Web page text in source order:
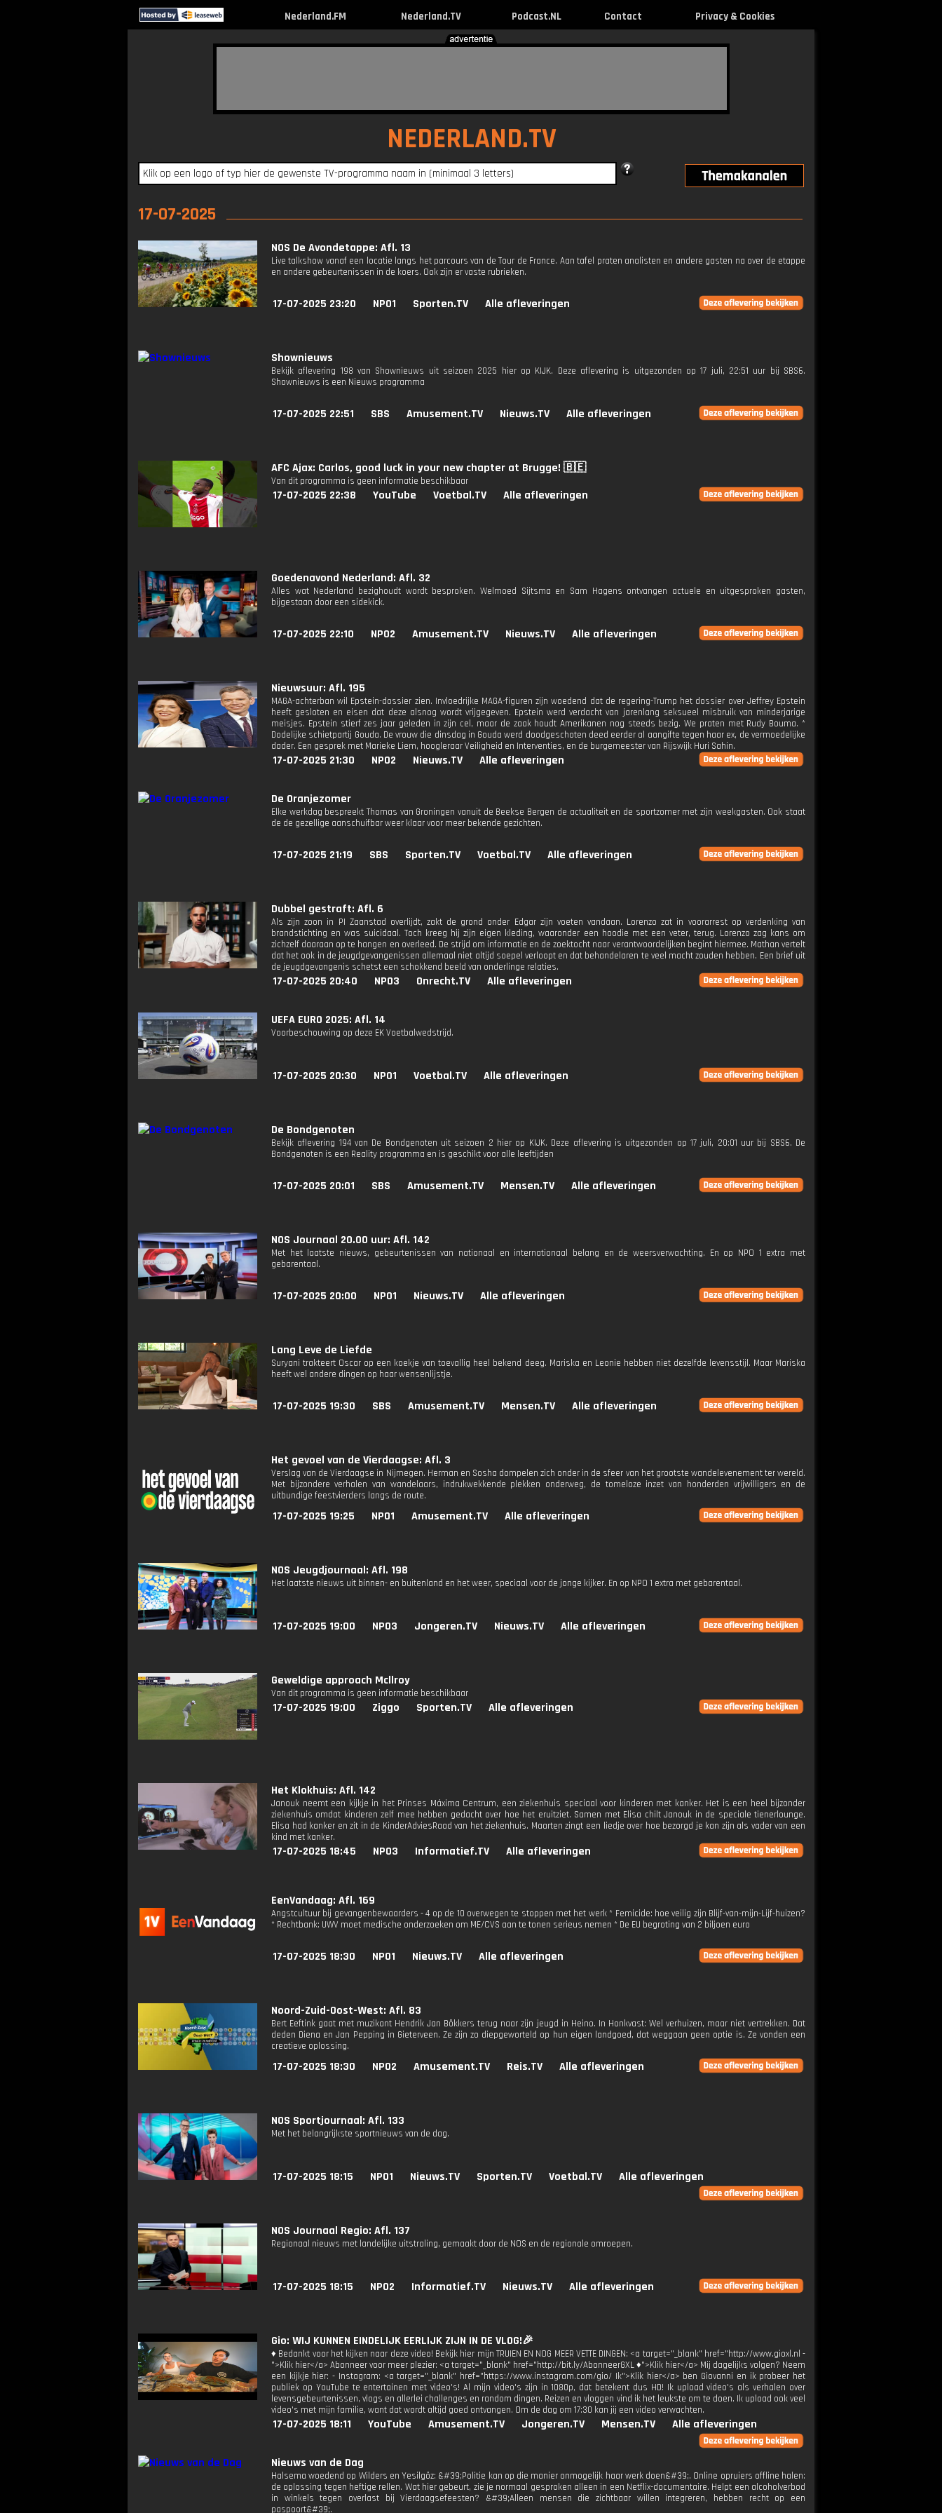
Nederland.FM Nederland.TV Podcast.NL Contact Privacy & Cookies
NEDERLAND.TV
17-07-2025
NOS De Avondetappe: Afl. 13
Live talkshow vanaf een locatie langs het parcours van de Tour de France. Aan tafel praten analisten en andere gasten na over de etappe
en andere gebeurtenissen in de koers. Ook zijn er vaste rubrieken.
17-07-2025 23:20 NPO1 Sporten.TV Alle afleveringen
Shownieuws
Bekijk aflevering 198 van Shownieuws uit seizoen 2025 hier op KIJK. Deze aflevering is uitgezonden op 17 juli, 22:51 uur bij SBS6.
Shownieuws is een Nieuws programma
17-07-2025 22:51 SBS Amusement.TV Nieuws.TV Alle afleveringen
AFC Ajax: Carlos, good luck in your new chapter at Brugge! 🇧🇪
Van dit programma is geen informatie beschikbaar
17-07-2025 22:38 YouTube Voetbal.TV Alle afleveringen
Goedenavond Nederland: Afl. 32
Alles wat Nederland bezighoudt wordt besproken. Welmoed Sijtsma en Sam Hagens ontvangen actuele en uitgesproken gasten,
bijgestaan door een sidekick.
17-07-2025 22:10 NPO2 Amusement.TV Nieuws.TV Alle afleveringen
Nieuwsuur: Afl. 195
MAGA-achterban wil Epstein-dossier zien. Invloedrijke MAGA-figuren zijn woedend dat de regering-Trump het dossier over Jeffrey Epstein
heeft gesloten en eisen dat deze alsnog wordt vrijgegeven. Epstein werd verdacht van jarenlang seksueel misbruik van minderjarige
meisjes. Epstein stierf zes jaar geleden in zijn cel, maar de zaak houdt Amerikanen nog steeds bezig. We praten met Rudy Bouma. *
Dodelijke schietpartij Gouda. De vrouw die dinsdag in Gouda werd doodgeschoten deed eerder al aangifte tegen haar ex, de vermoedelijke
dader. Een gesprek met Marieke Liem, hoogleraar Veiligheid en Interventies, en de burgemeester van Rijswijk Huri Sahin.
17-07-2025 21:30 NPO2 Nieuws.TV Alle afleveringen
De Oranjezomer
Elke werkdag bespreekt Thomas van Groningen vanuit de Beekse Bergen de actualiteit en de sportzomer met zijn weekgasten. Ook staat
de de gezellige aanschuifbar weer klaar voor meer bekende gezichten.
17-07-2025 21:19 SBS Sporten.TV Voetbal.TV Alle afleveringen
Dubbel gestraft: Afl. 6
Als zijn zoon in PI Zaanstad overlijdt, zakt de grond onder Edgar zijn voeten vandaan. Lorenzo zat in voorarrest op verdenking van
brandstichting en was suicidaal. Toch kreeg hij zijn eigen kleding, waaronder een hoodie met een veter, terug. Lorenzo zag kans om
zichzelf daaraan op te hangen en overleed. De strijd om informatie en de zoektocht naar verantwoordelijken begint hiermee. Mathan vertelt
dat het ook in de jeugdgevangenissen allemaal niet altijd soepel verloopt en dat behandelaren te veel macht zouden hebben. Een brief uit
de jeugdgevangenis schetst een schokkend beeld van onderlinge relaties.
17-07-2025 20:40 NPO3 Onrecht.TV Alle afleveringen
UEFA EURO 2025: Afl. 14
Voorbeschouwing op deze EK Voetbalwedstrijd.
17-07-2025 20:30 NPO1 Voetbal.TV Alle afleveringen
De Bondgenoten
Bekijk aflevering 194 van De Bondgenoten uit seizoen 2 hier op KIJK. Deze aflevering is uitgezonden op 17 juli, 20:01 uur bij SBS6. De
Bondgenoten is een Reality programma en is geschikt voor alle leeftijden
17-07-2025 20:01 SBS Amusement.TV Mensen.TV Alle afleveringen
NOS Journaal 20.00 uur: Afl. 142
Met het laatste nieuws, gebeurtenissen van nationaal en internationaal belang en de weersverwachting. En op NPO 1 extra met
gebarentaal.
17-07-2025 20:00 NPO1 Nieuws.TV Alle afleveringen
Lang Leve de Liefde
Suryani trakteert Oscar op een koekje van toevallig heel bekend deeg. Mariska en Leonie hebben niet dezelfde levensstijl. Maar Mariska
heeft wel andere dingen op haar wensenlijstje.
17-07-2025 19:30 SBS Amusement.TV Mensen.TV Alle afleveringen
Het gevoel van de Vierdaagse: Afl. 3
Verslag van de Vierdaagse in Nijmegen. Herman en Sosha dompelen zich onder in de sfeer van het grootste wandelevenement ter wereld.
Met bijzondere verhalen van wandelaars, indrukwekkende plekken onderweg, de tomeloze inzet van honderden vrijwilligers en de
uitbundige feestvierders langs de route.
17-07-2025 19:25 NPO1 Amusement.TV Alle afleveringen
NOS Jeugdjournaal: Afl. 198
Het laatste nieuws uit binnen- en buitenland en het weer, speciaal voor de jonge kijker. En op NPO 1 extra met gebarentaal.
17-07-2025 19:00 NPO3 Jongeren.TV Nieuws.TV Alle afleveringen
Geweldige approach Mcllroy
Van dit programma is geen informatie beschikbaar
17-07-2025 19:00 Ziggo Sporten.TV Alle afleveringen
Het Klokhuis: Afl. 142
Janouk neemt een kijkje in het Prinses Máxima Centrum, een ziekenhuis speciaal voor kinderen met kanker. Het is een heel bijzonder
ziekenhuis omdat kinderen zelf mee hebben gedacht over hoe het eruitziet. Samen met Elisa chilt Janouk in de speciale tienerlounge.
Elisa had kanker en zit in de KinderAdviesRaad van het ziekenhuis. Maarten zingt een liedje over hoe bezorgd je kan zijn als vader van een
kind met kanker.
17-07-2025 18:45 NPO3 Informatief.TV Alle afleveringen
EenVandaag: Afl. 169
Angstcultuur bij gevangenbewaarders - 4 op de 10 overwegen te stoppen met het werk * Femicide: hoe veilig zijn Blijf-van-mijn-Lijf-huizen?
* Rechtbank: UWV moet medische onderzoeken om ME/CVS aan te tonen serieus nemen * De EU begroting van 2 biljoen euro
17-07-2025 18:30 NPO1 Nieuws.TV Alle afleveringen
Noord-Zuid-Oost-West: Afl. 83
Bert Eeftink gaat met muzikant Hendrik Jan Bökkers terug naar zijn jeugd in Heino. In Honkvast: Wel verhuizen, maar niet vertrekken. Dat
deden Diena en Jan Pepping in Gieterveen. Ze zijn zo diepgeworteld op hun eigen landgoed, dat weggaan geen optie is. Ze vonden een
creatieve oplossing.
17-07-2025 18:30 NPO2 Amusement.TV Reis.TV Alle afleveringen
NOS Sportjournaal: Afl. 133
Met het belangrijkste sportnieuws van de dag.
17-07-2025 18:15 NPO1 Nieuws.TV Sporten.TV Voetbal.TV Alle afleveringen
NOS Journaal Regio: Afl. 137
Regionaal nieuws met landelijke uitstraling, gemaakt door de NOS en de regionale omroepen.
17-07-2025 18:15 NPO2 Informatief.TV Nieuws.TV Alle afleveringen
Gio: WIJ KUNNEN EINDELIJK EERLIJK ZIJN IN DE VLOG!🎉
♦ Bedankt voor het kijken naar deze video! Bekijk hier mijn TRUIEN EN NOG MEER VETTE DINGEN: <a target="_blank" href="http://www.gioxl.nl -
">Klik hier</a> Abonneer voor meer plezier: <a target="_blank" href="http://bit.ly/AbonneerGXL ♦">Klik hier</a> Mij dagelijks volgen? Neem
een kijkje hier: - Instagram: <a target="_blank" href="https://www.instagram.com/gio/ Ik">Klik hier</a> ben Giovanni en ik probeer het
publiek op YouTube te entertainen met video's! Al mijn video's zijn in 1080p, dat betekent dus HD! Ik upload video's als verhalen over
levensgebeurtenissen, vlogs en allerlei challenges en random dingen. Reizen en vloggen vind ik het leukste om te doen. Ik upload ook veel
video's met mijn familie, want dat wordt altijd goed ontvangen. Om de dag om 17:30 kan jij een video verwachten.
17-07-2025 18:11 YouTube Amusement.TV Jongeren.TV Mensen.TV Alle afleveringen
Nieuws van de Dag
Halsema woedend op Wilders en Yesilgöz: &#39;Politie kan op die manier onmogelijk haar werk doen&#39;. Online opruiers offline halen:
de oplossing tegen heftige rellen. Wat hier gebeurt, zie je normaal gesproken alleen in een Netflix-documentaire. Helpt een alcoholverbod
in winkels tegen overlast bij Vierdaagsefeesten? &#39;Alleen mensen die zichtbaar willen integreren, hebben recht op een
paspoort&#39;.